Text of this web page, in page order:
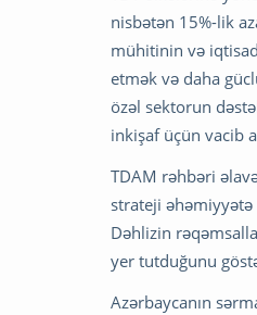
nisbətən 15%-lik
mühitinin və
etmək və daha
özəl sektorun
inkişaf üçün vacib
TDAM rəhbəri
strateji
Dəhlizin
yer tutduğunu
Azərbaycanın